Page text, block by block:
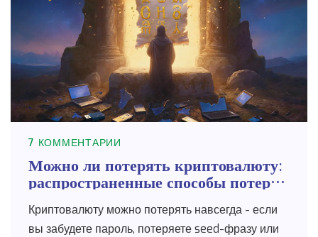
7 КОММЕНТАРИИ
Можно ли потерять криптовалюту:
распространенные способы потери
Криптовалюту можно потерять навсегда - если
вы забудете пароль, потеряете seed-фразу или